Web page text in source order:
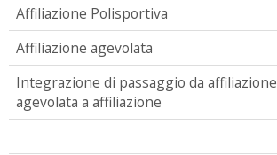
Affiliazione Polisportiva
Affiliazione agevolata
Integrazione di passaggio da affiliazione
agevolata a affiliazione